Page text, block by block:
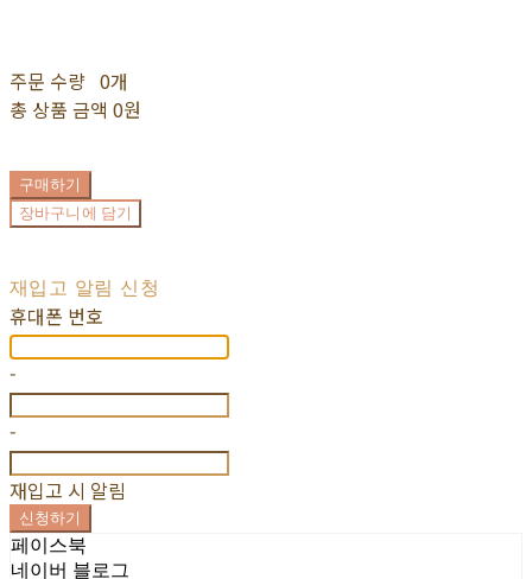
주문 수량 0개
총 상품 금액 0원
구매하기
장바구니에 담기
재입고 알림 신청
휴대폰 번호
-
-
재입고 시 알림
신청하기
페이스북
네이버 블로그